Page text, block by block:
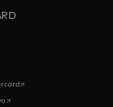
guia
uma nova guia
em uma nova guia
abre em uma nova guia
abre em uma nova guia